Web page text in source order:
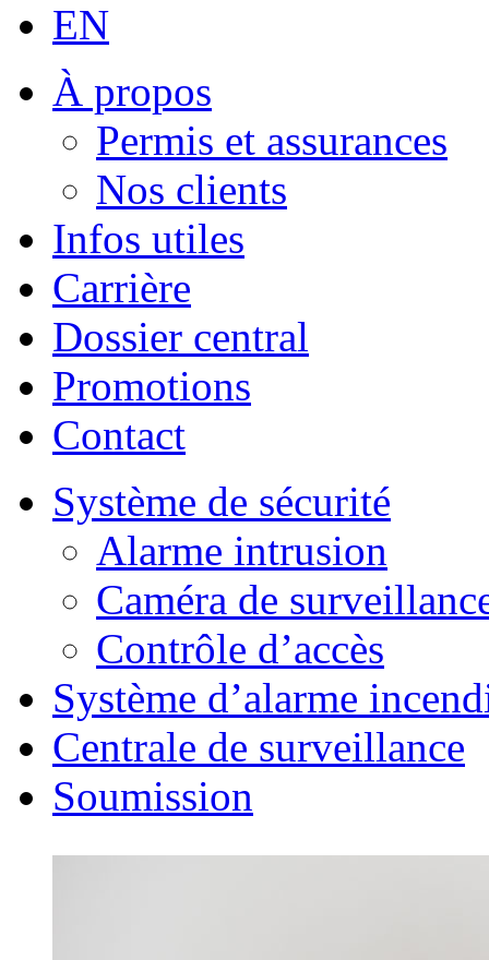
EN
À propos
Permis et assurances
Nos clients
Infos utiles
Carrière
Dossier central
Promotions
Contact
Système de sécurité
Alarme intrusion
Caméra de
Contrôle d’accès
Système d’alarme
Centrale de surveillance
Soumission